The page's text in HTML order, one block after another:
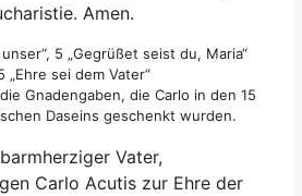
Amen.
5 „Gegrüßet seist du, Maria“
„Ehre sei dem Vater“
Gnadengaben, die Carlo in den 15
Daseins geschenkt wurden.
Vater,
Carlo Acutis zur Ehre der